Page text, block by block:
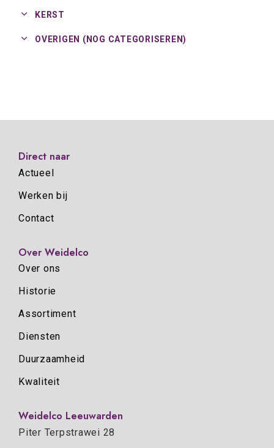
KERST
OVERIGEN (NOG CATEGORISEREN)
Direct naar
Actueel
Werken bij
Contact
Over Weidelco
Over ons
Historie
Assortiment
Diensten
Duurzaamheid
Kwaliteit
Weidelco Leeuwarden
Piter Terpstrawei 28